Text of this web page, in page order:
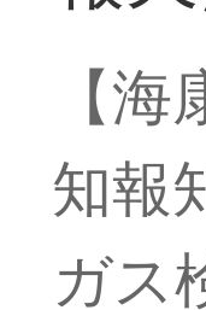
【
知報
ガス